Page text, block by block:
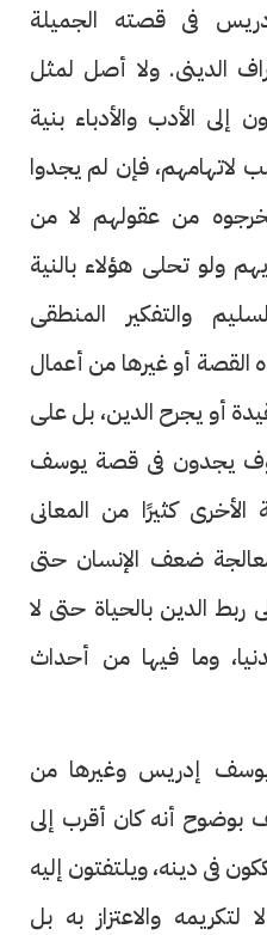
فى قصته الجميلة
الدينى. ولا أصل لمثل
إلى الأدب والأدباء بنية
فإن لم يجدوا
من عقولهم لا من
ولو تحلى هؤلاء بالنية
والتفكير المنطقى
القصة أو غيرها من أعمال
أو يجرح الدين، بل على
يجدون فى قصة يوسف
الأخرى كثيرًا من المعانى
معالجة ضعف الإنسان حتى
ربط الدين بالحياة حتى لا
وما فيها من أحداث
يوسف إدريس وغيرها من
بوضوح أنه كان أقرب إلى
فى دينه، ويلتفتون إليه
والاعتزاز به بل